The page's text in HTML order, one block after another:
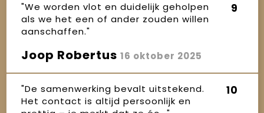
"We worden vlot en duidelijk geholpen
als we het een of ander zouden willen
aanschaffen."
9
Joop Robertus 16 oktober 2025
"De samenwerking bevalt uitstekend.
Het contact is altijd persoonlijk en
10